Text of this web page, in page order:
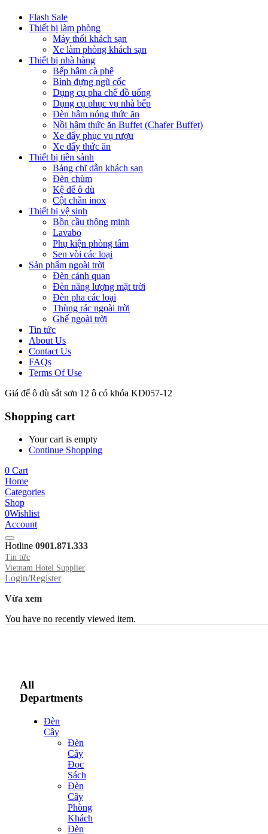
Flash Sale
Thiết bị làm phòng
Máy thổi khách sạn
Xe làm phòng khách sạn
Thiết bị nhà hàng
Bếp hâm cà phê
Bình đựng ngũ cốc
Dụng cụ pha chế đồ uống
Dụng cụ phục vụ nhà bếp
Đèn hâm nóng thức ăn
Nồi hâm thức ăn Buffet (Chafer Buffet)
Xe đẩy phục vụ rượu
Xe đẩy thức ăn
Thiết bị tiền sảnh
Bảng chĩ dẫn khách sạn
Đèn chùm
Kệ để ô dù
Cột chắn inox
Thiết bị vệ sinh
Bồn cầu thông minh
Lavabo
Phụ kiện phòng tắm
Sen vòi các loại
Sản phẩm ngoài trời
Đèn cảnh quan
Đèn năng lượng mặt trời
Đèn pha các loại
Thùng rác ngoài trời
Ghế ngoài trời
Tin tức
About Us
Contact Us
FAQs
Terms Of Use
Giá để ô dù sắt sơn 12 ô có khóa KD057-12
Shopping cart
Your cart is empty
Continue Shopping
0 Cart
Home
Categories
Shop
0Wishlist
Account
Hotline 0901.871.333
Tin tức
Vietnam Hotel Supplier
Login/Register
Vừa xem
You have no recently viewed item.
All
Departments
Đèn
Cây
Đèn
Cây
Đọc
Sách
Đèn
Cây
Phòng
Khách
Đèn